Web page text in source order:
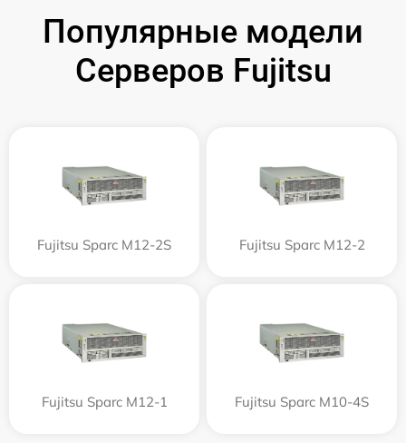
Популярные модели
Серверов Fujitsu
Fujitsu Sparc M12-2S Fujitsu Sparc M12-2
Fujitsu Sparc M12-1 Fujitsu Sparc M10-4S